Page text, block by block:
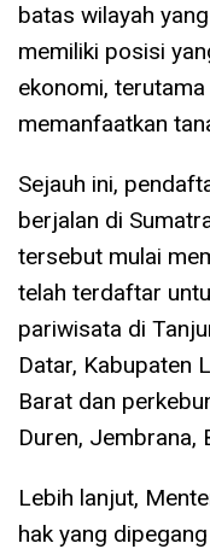
batas wilayah
memiliki posisi
ekonomi,
memanfaatkan
Sejauh ini,
berjalan di
tersebut mulai
telah terdaftar
pariwisata di
Datar, Kabupaten
Barat dan
Duren, Jembrana,
Lebih lanjut,
hak yang